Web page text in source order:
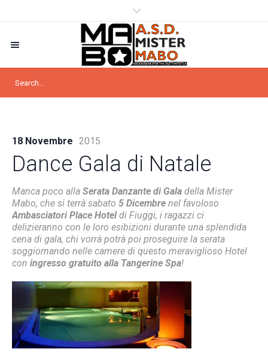
18 Novembre 2015
Dance Gala di Natale
Manca poco alla Serata Danzante di Gala della Mister
Mabo, che si terrà sabato 5 Dicembre nel favoloso
Ambasciatori Place Hoteldi Fiuggi, i ragazzi ci
delizieranno con le loro esibizioni durante una splendida
cena di gala, chi vorrà potrà poi proseguire la serata
soggiornando nelle camere di questo meraviglioso Hotel
con ingresso gratuito alla Tangerine Spa!